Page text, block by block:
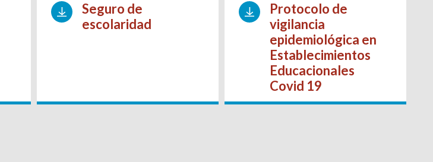
Seguro de
escolaridad
Protocolo de
vigilancia
epidemiológica en
Establecimientos
Educacionales
Covid 19